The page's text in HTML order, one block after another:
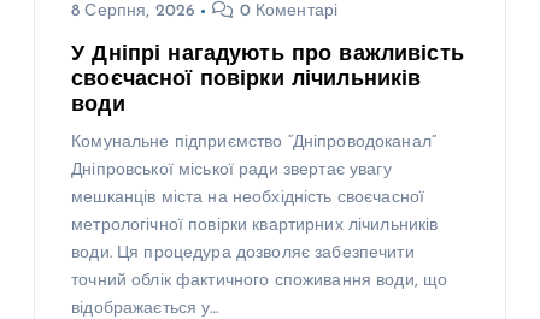
8 Серпня, 2026 0 Коментарі
У Дніпрі нагадують про важливість
своєчасної повірки лічильників
води
Комунальне підприємство “Дніпроводоканал”
Дніпровської міської ради звертає увагу
мешканців міста на необхідність своєчасної
метрологічної повірки квартирних лічильників
води. Ця процедура дозволяє забезпечити
точний облік фактичного споживання води, що
відображається у…